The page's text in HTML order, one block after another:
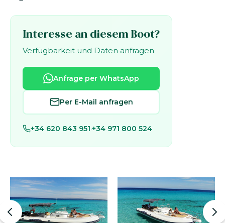
Interesse an diesem Boot?
Verfügbarkeit und Daten anfragen
Anfrage per WhatsApp
Per E-Mail anfragen
+34 620 843 951·+34 971 800 524